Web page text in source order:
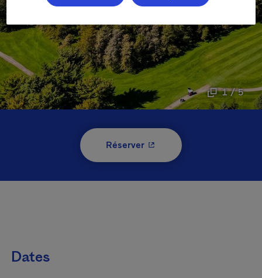
1 / 5
Réserver- Cet hyperlien s'ouvrira
Dates